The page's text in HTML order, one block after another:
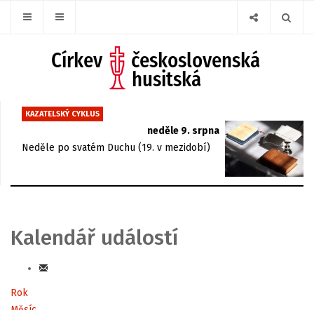
KAZATELSKÝ CYKLUS
neděle 9. srpna
Neděle po svatém Duchu (19. v mezidobí)
Kalendář událostí
Rok